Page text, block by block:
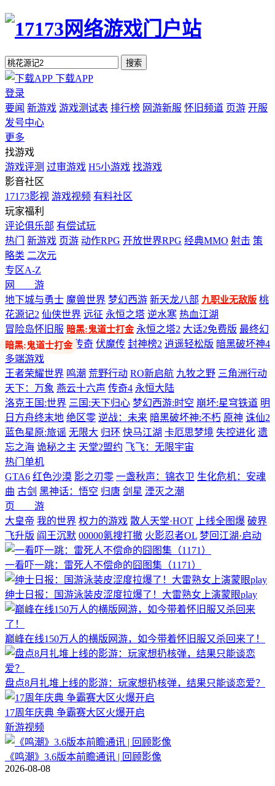
搜索
下载APP
登录
要闻 新游戏 游戏测试表 排行榜 网游新服 怀旧频道 页游 开服
发号中心
更多
找游戏
游戏评测 过审游戏 H5小游戏 找游戏
影音社区
17173影视 游戏视频 有料社区
玩家福利
评论俱乐部 有偿试玩
热门
新游戏 页游 动作RPG 开放世界RPG 经典MMO 射击 策
略类 二次元
专区A-Z
网 游
地下城与勇士 魔兽世界 梦幻西游 新天龙八部 九职业无敌版 桃
花源记2 仙侠世界 远征 永恒之塔 逆水寒 热血江湖
冒险岛怀旧服 暗黑:鬼道士打金 永恒之塔2 大话2免费版 最终幻
想14 剑网3 热血传奇 伏魔传 封神榜2 逍遥轻松版 暗黑破坏神4
多端游戏
王者荣耀世界 鸣潮 荒野行动 RO新启航 九牧之野 三角洲行动
天下：万象 燕云十六声 传奇4 永恒大陆
洛克王国:世界 三国:天下归心 梦幻西游:时空 崩坏:星穹铁道 明
日方舟终末地 绝区零 逆战：未来 暗黑破坏神:不朽 原神 诛仙2
蓝色星原:旅谣 无限大 归环 快马江湖 卡厄思梦境 失控进化 遗
忘之海 诡秘之主 天堂2盟约 飞飞：无限宇宙
热门单机
GTA6 红色沙漠 影之刃零 一盏秋声：锦衣卫 生化危机：安魂
曲 古剑 黑神话：悟空 归唐 剑星 湮灭之潮
页 游
大皇帝 我的世界 权力的游戏 散人天堂·HOT 上线全图爆 破界
飞升版 阎王沉默 00000氪搜打撤 火影忍者OL 梦回江湖·启动
一看吓一跳：雷死人不偿命的囧图集（1171）
绅士日报：国游泳装皮涩度拉爆了！大雷熟女上演蒙眼play
巅峰在线150万人的横版网游，如今带着怀旧服又杀回来了！
盘点8月扎堆上线的影游：玩家想扔核弹，结果只能谈恋爱？
17周年庆典 争霸赛大区火爆开启
新游视频
《鸣潮》3.6版本前瞻通讯 | 回顾影像
2026-08-08